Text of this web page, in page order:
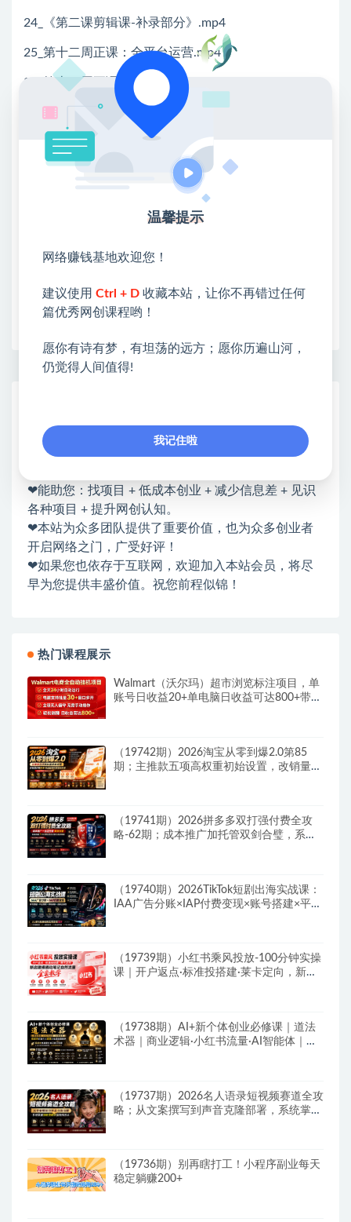
24_《第二课剪辑课-补录部分》.mp4
25_第十二周正课：全平台运营.mp4
26_第十四周正课：复盘&投放.mp4
💖课程资料【免费】领取教程💖
①：点击右上角【 】三个点
②：选择【在浏览器打开】
③：点击右上方【登录】领取
限时活动：注册新用户赠送VIP
收藏 海报 链接
站长微信：无
❤本站：本站整合多方资源站，主要面向互联网创业
❤能助您：找项目 + 低成本创业 + 减少信息差 + 见识
各种项目 + 提升网创认知。
❤本站为众多团队提供了重要价值，也为众多创业者
开启网络之门，广受好评！
❤如果您也依存于互联网，欢迎加入本站会员，将尽
早为您提供丰盛价值。祝您前程似锦！
热门课程展示
Walmart（沃尔玛）超市浏览标注项目，单
账号日收益20+单电脑日收益可达800+带分
（19742期）2026淘宝从零到爆2.0第85
期；主推款五项高权重初始设置，改销量评
（19741期）2026拼多多双打强付费全攻
略-62期；成本推广加托管双剑合璧，系统
（19740期）2026TikTok短剧出海实战课：
IAA广告分账×IAP付费变现×账号搭建×平台
（19739期）小红书乘风投放-100分钟实操
课｜开户返点·标准投搭建·莱卡定向，新店
（19738期）AI+新个体创业必修课｜道法
术器｜商业逻辑·小红书流量·AI智能体｜低
（19737期）2026名人语录短视频赛道全攻
略；从文案撰写到声音克隆部署，系统掌握
（19736期）别再瞎打工！小程序副业每天
稳定躺赚200+
温馨提示
网络赚钱基地欢迎您！
建议使用 Ctrl + D 收藏本站，让你不再错过任何
篇优秀网创课程哟！
愿你有诗有梦，有坦荡的远方；愿你历遍山河，
仍觉得人间值得!
我记住啦